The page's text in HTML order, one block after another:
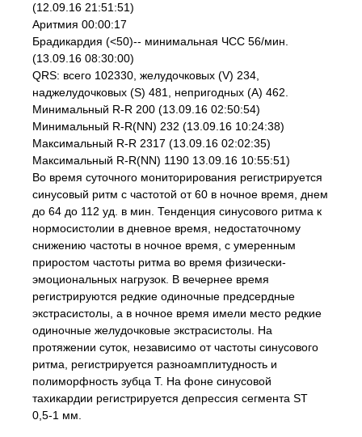
(12.09.16 21:51:51)
Аритмия 00:00:17
Брадикардия (<50)-- минимальная ЧСС 56/мин.
(13.09.16 08:30:00)
QRS: всего 102330, желудочковых (V) 234,
наджелудочковых (S) 481, непригодных (A) 462.
Минимальный R-R 200 (13.09.16 02:50:54)
Минимальный R-R(NN) 232 (13.09.16 10:24:38)
Максимальный R-R 2317 (13.09.16 02:02:35)
Максимальный R-R(NN) 1190 13.09.16 10:55:51)
Во время суточного мониторирования регистрируется
синусовый ритм с частотой от 60 в ночное время, днем
до 64 до 112 уд. в мин. Тенденция синусового ритма к
нормосистолии в дневное время, недостаточному
снижению частоты в ночное время, с умеренным
приростом частоты ритма во время физически-
эмоциональных нагрузок. В вечернее время
регистрируются редкие одиночные предсердные
экстрасистолы, а в ночное время имели место редкие
одиночные желудочковые экстрасистолы. На
протяжении суток, независимо от частоты синусового
ритма, регистрируется разноамплитудность и
полиморфность зубца Т. На фоне синусовой
тахикардии регистрируется депрессия сегмента ST
0,5-1 мм.